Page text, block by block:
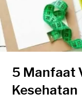
5 Manfaat
Kesehatan